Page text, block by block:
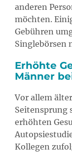
anderen
möchten.
Gebühren
Singlebörsen
Erhöhte
Männer
Vor allem
Seitensprung
erhöhten
Kollegen